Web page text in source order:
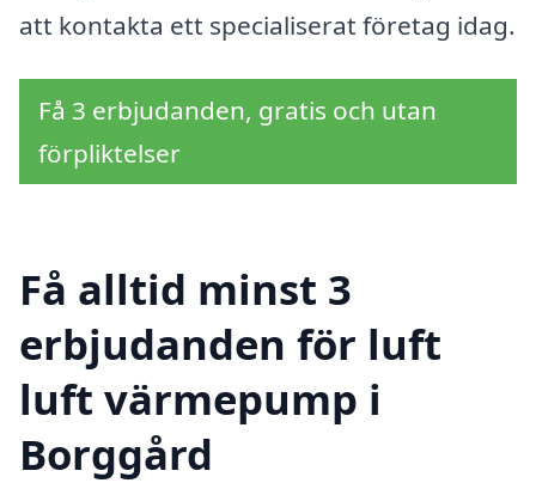
att kontakta ett specialiserat företag idag.
Få 3 erbjudanden, gratis och utan
förpliktelser
Få alltid minst 3
erbjudanden för luft
luft värmepump i
Borggård